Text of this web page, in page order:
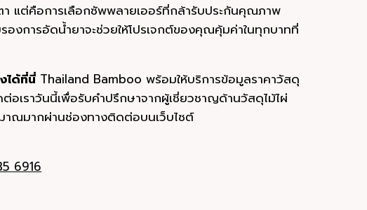
ตา แต่คือการเลือกซัพพลายเออร์ที่กล้ารับประกันคุณภาพ
องการอัดน้ำยาจะช่วยให้โปรเจกต์ของคุณคุ้มค่าในทุกบาทที่
ได้ที่นี่ Thailand Bamboo พร้อมให้บริการข้อมูลราคาวัสดุ
อเราวันนี้เพื่อรับคำปรึกษาจากผู้เชี่ยวชาญด้านวัสดุไม้ไผ่
าณมากผ่านช่องทางติดต่อบนเว็บไซต์
6916